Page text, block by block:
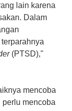
lain karena
Dalam
(PTSD),"
mencoba
mencoba